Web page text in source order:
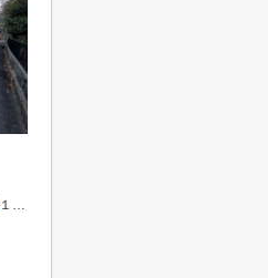
１丁目